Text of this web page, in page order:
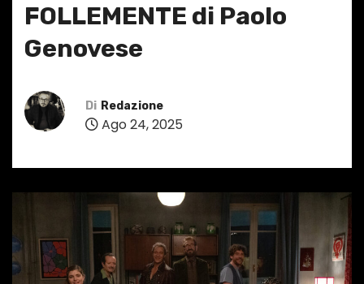
FOLLEMENTE di Paolo
Genovese
Di Redazione
Ago 24, 2025